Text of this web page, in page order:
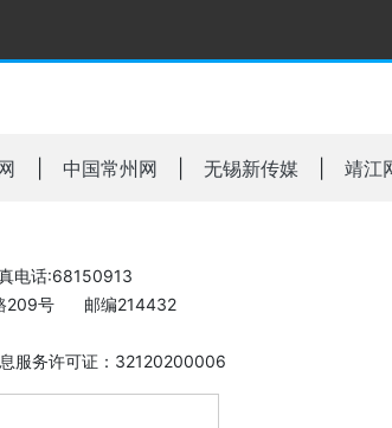
中国常州网 无锡新传媒 靖江
电话:68150913
209号
邮编214432
服务许可证：32120200006